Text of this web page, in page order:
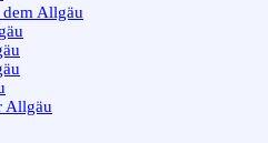
Allgäu
Allgäu